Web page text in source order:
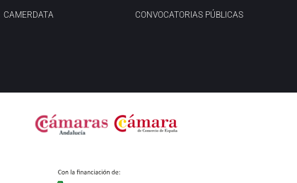
CAMERDATA CONVOCATORIAS PÚBLICAS